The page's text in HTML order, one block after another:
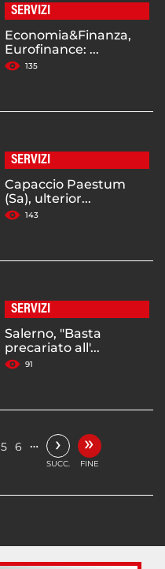
SERVIZI
Economia&Finanza,
Eurofinance: ...
135
SERVIZI
Capaccio Paestum
(Sa), ulterior...
143
SERVIZI
Salerno, "Basta
precariato all'...
91
5 6 … ›
SUCC.
»
FINE